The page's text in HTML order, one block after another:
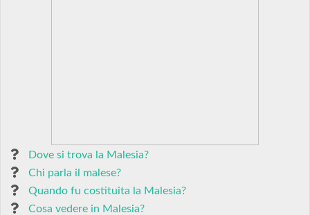
Dove si trova la Malesia?
Chi parla il malese?
Quando fu costituita la Malesia?
Cosa vedere in Malesia?